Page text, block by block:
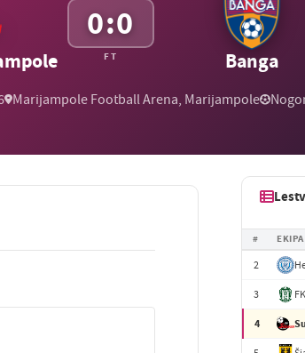
0:0
FT Banga
Marijampole Football Arena, Marijampole
# EKIPA
2
3
4